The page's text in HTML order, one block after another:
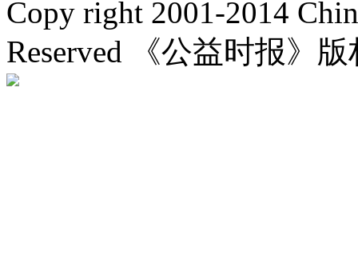
Copy right 2001-2014
Reserved 《公益时报》